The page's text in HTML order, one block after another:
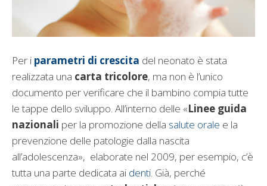
Per i parametri di crescita del neonato è stata
realizzata una carta tricolore, ma non è l’unico
documento per verificare che il bambino compia tutte
le tappe dello sviluppo. All’interno delle «Linee guida
nazionali per la promozione della salute orale e la
prevenzione delle patologie dalla nascita
all’adolescenza», elaborate nel 2009, per esempio, c’è
tutta una parte dedicata ai denti . Già, perché